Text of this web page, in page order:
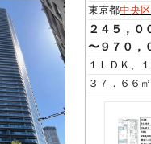
東京都中央区
２４５，０
〜９７０，
１ＬＤＫ、
３７．６６